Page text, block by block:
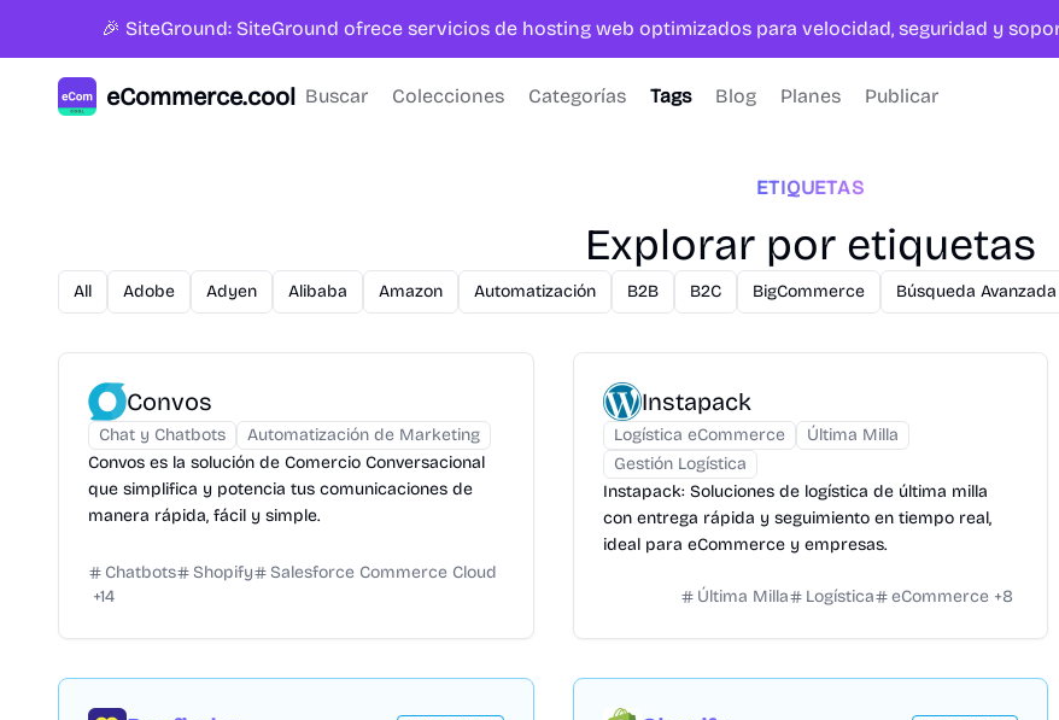
🎉 SiteGround: SiteGround ofrece servicios de hosting web optimizados para velocidad, seguridad y
eCommerce.cool Buscar Colecciones Categorías Tags Blog Planes Publicar
ETIQUETAS
Explorar por etiquetas
All Adobe Adyen Alibaba Amazon Automatización B2B B2C BigCommerce Búsqueda Avanzada
Convos
Chat y Chatbots
Automatización de Marketing
Convos es la solución de Comercio Conversacional
que simplifica y potencia tus comunicaciones de
manera rápida, fácil y simple.
Chatbots Shopify
Salesforce Commerce Cloud
+14
Instapack
Logística eCommerce
Última Milla
Gestión Logística
Instapack: Soluciones de logística de última milla
con entrega rápida y seguimiento en tiempo real,
ideal para eCommerce y empresas.
Última Milla Logística eCommerce +8